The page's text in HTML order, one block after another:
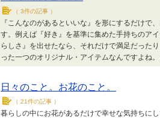
（ 3件の記事 ）
『こんなのがあるといいな』を形にするだけで
す。例えば『好き』を基準に集めた手持ちのア
らしさ』を出せたなら、それだけで満足だった
った一つのオリジナル・アイテムなんですよね
日々のこと。お花のこと。
（ 21件の記事 ）
暮らしの中にお花があるだけで幸せな気持ちに